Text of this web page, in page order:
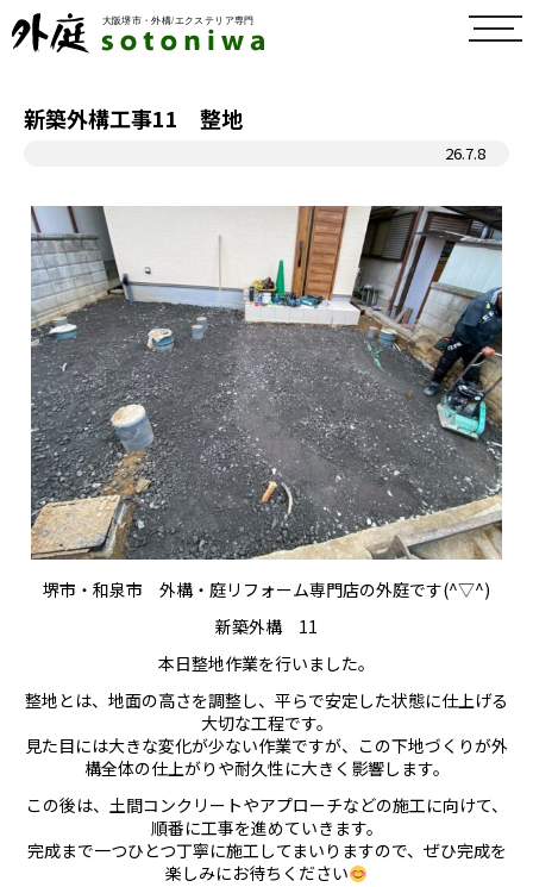
toggle
新築外構工事11 整地
26.7.8
堺市・和泉市 外構・庭リフォーム専門店の外庭です(^▽^)
新築外構 11
本日整地作業を行いました。
整地とは、地面の高さを調整し、平らで安定した状態に仕上げる
大切な工程です。
見た目には大きな変化が少ない作業ですが、この下地づくりが外
構全体の仕上がりや耐久性に大きく影響します。
この後は、土間コンクリートやアプローチなどの施工に向けて、
順番に工事を進めていきます。
完成まで一つひとつ丁寧に施工してまいりますので、ぜひ完成を
楽しみにお待ちください